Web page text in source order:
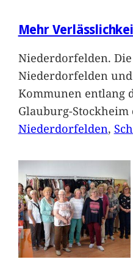
Mehr
Niederdorfelden.
Niederdorfelden
Kommunen entlang
Glauburg-Stockheim
Niederdorfelden,